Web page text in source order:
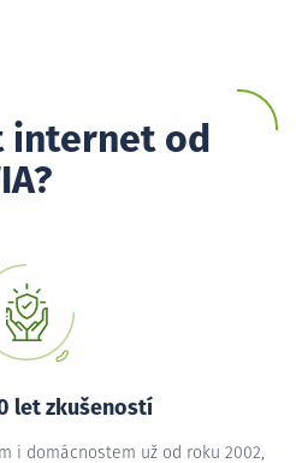
internet od
let zkušeností
i domácnostem už od roku 2002,